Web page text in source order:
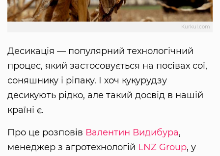
Kurkul.com
Десикація — популярний технологічний
процес, який застосовується на посівах сої,
соняшнику і ріпаку. І хоч кукурудзу
десикують рідко, але такий досвід в нашій
країні є.
Про це розповів Валентин Видибура,
менеджер з агротехнологій LNZ Group, у